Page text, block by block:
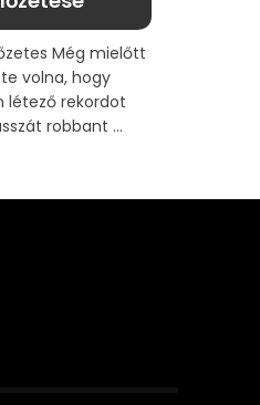
Még mielőtt
volna, hogy
létező rekordot
robbant ...